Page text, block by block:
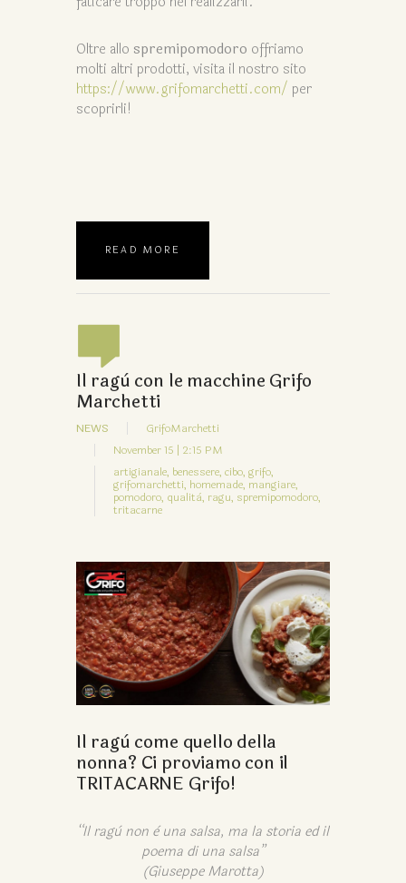
Oltre allo spremipomodoro offriamo
molti altri prodotti, visita il nostro sito
https://www.grifomarchetti.com/ per
scoprirli!
READ MORE
Il ragù con le macchine Grifo
Marchetti
NEWS
GrifoMarchetti
November 15 | 2:15 PM
artigianale, benessere, cibo, grifo,
grifomarchetti, homemade, mangiare,
pomodoro, qualità, ragu, spremipomodoro,
tritacarne
Il ragù come quello della
nonna? Ci proviamo con il
TRITACARNE Grifo!
“Il ragù non è una salsa, ma la storia ed il
poema di una salsa”
(Giuseppe Marotta)